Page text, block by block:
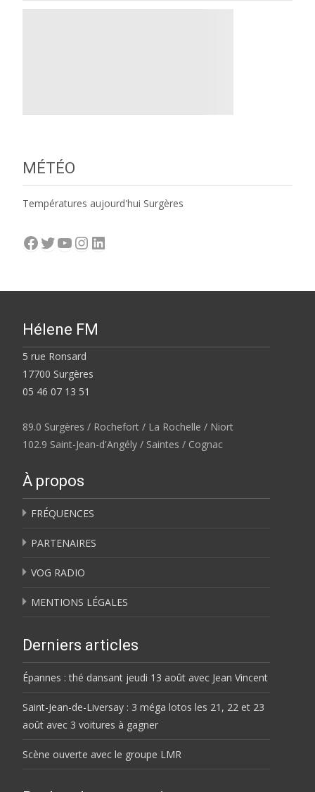
MÉTÉO
Températures aujourd'hui Surgères
Facebook
Twitter
YouTube
Instagram
LinkedIn
Hélene FM
5 rue Ronsard
17700 Surgères
05 46 07 13 51
89.0 Surgères / Rochefort / La Rochelle / Niort
102.9 Saint-Jean-d'Angély / Saintes / Cognac
À propos
FRÉQUENCES
PARTENAIRES
VOG RADIO
MENTIONS LÉGALES
Derniers articles
Épannes : thé dansant jeudi 13 août avec Jean Vincent
Saint-Jean-de-Liversay : 3 méga lotos les 21, 22 et 23
août avec 3 voitures à gagner
Scène ouverte avec le groupe LMR